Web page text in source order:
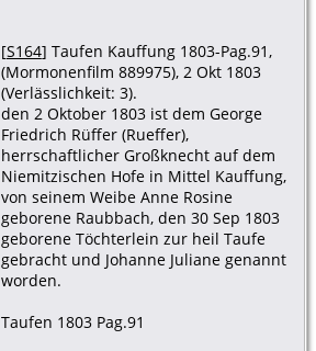
[S164] Taufen Kauffung 1803-Pag.91,
(Mormonenfilm 889975), 2 Okt 1803
(Verlässlichkeit: 3).
den 2 Oktober 1803 ist dem George
Friedrich Rüffer (Rueffer),
herrschaftlicher Großknecht auf dem
Niemitzischen Hofe in Mittel Kauffung,
von seinem Weibe Anne Rosine
geborene Raubbach, den 30 Sep 1803
geborene Töchterlein zur heil Taufe
gebracht und Johanne Juliane genannt
worden.
Taufen 1803 Pag.91